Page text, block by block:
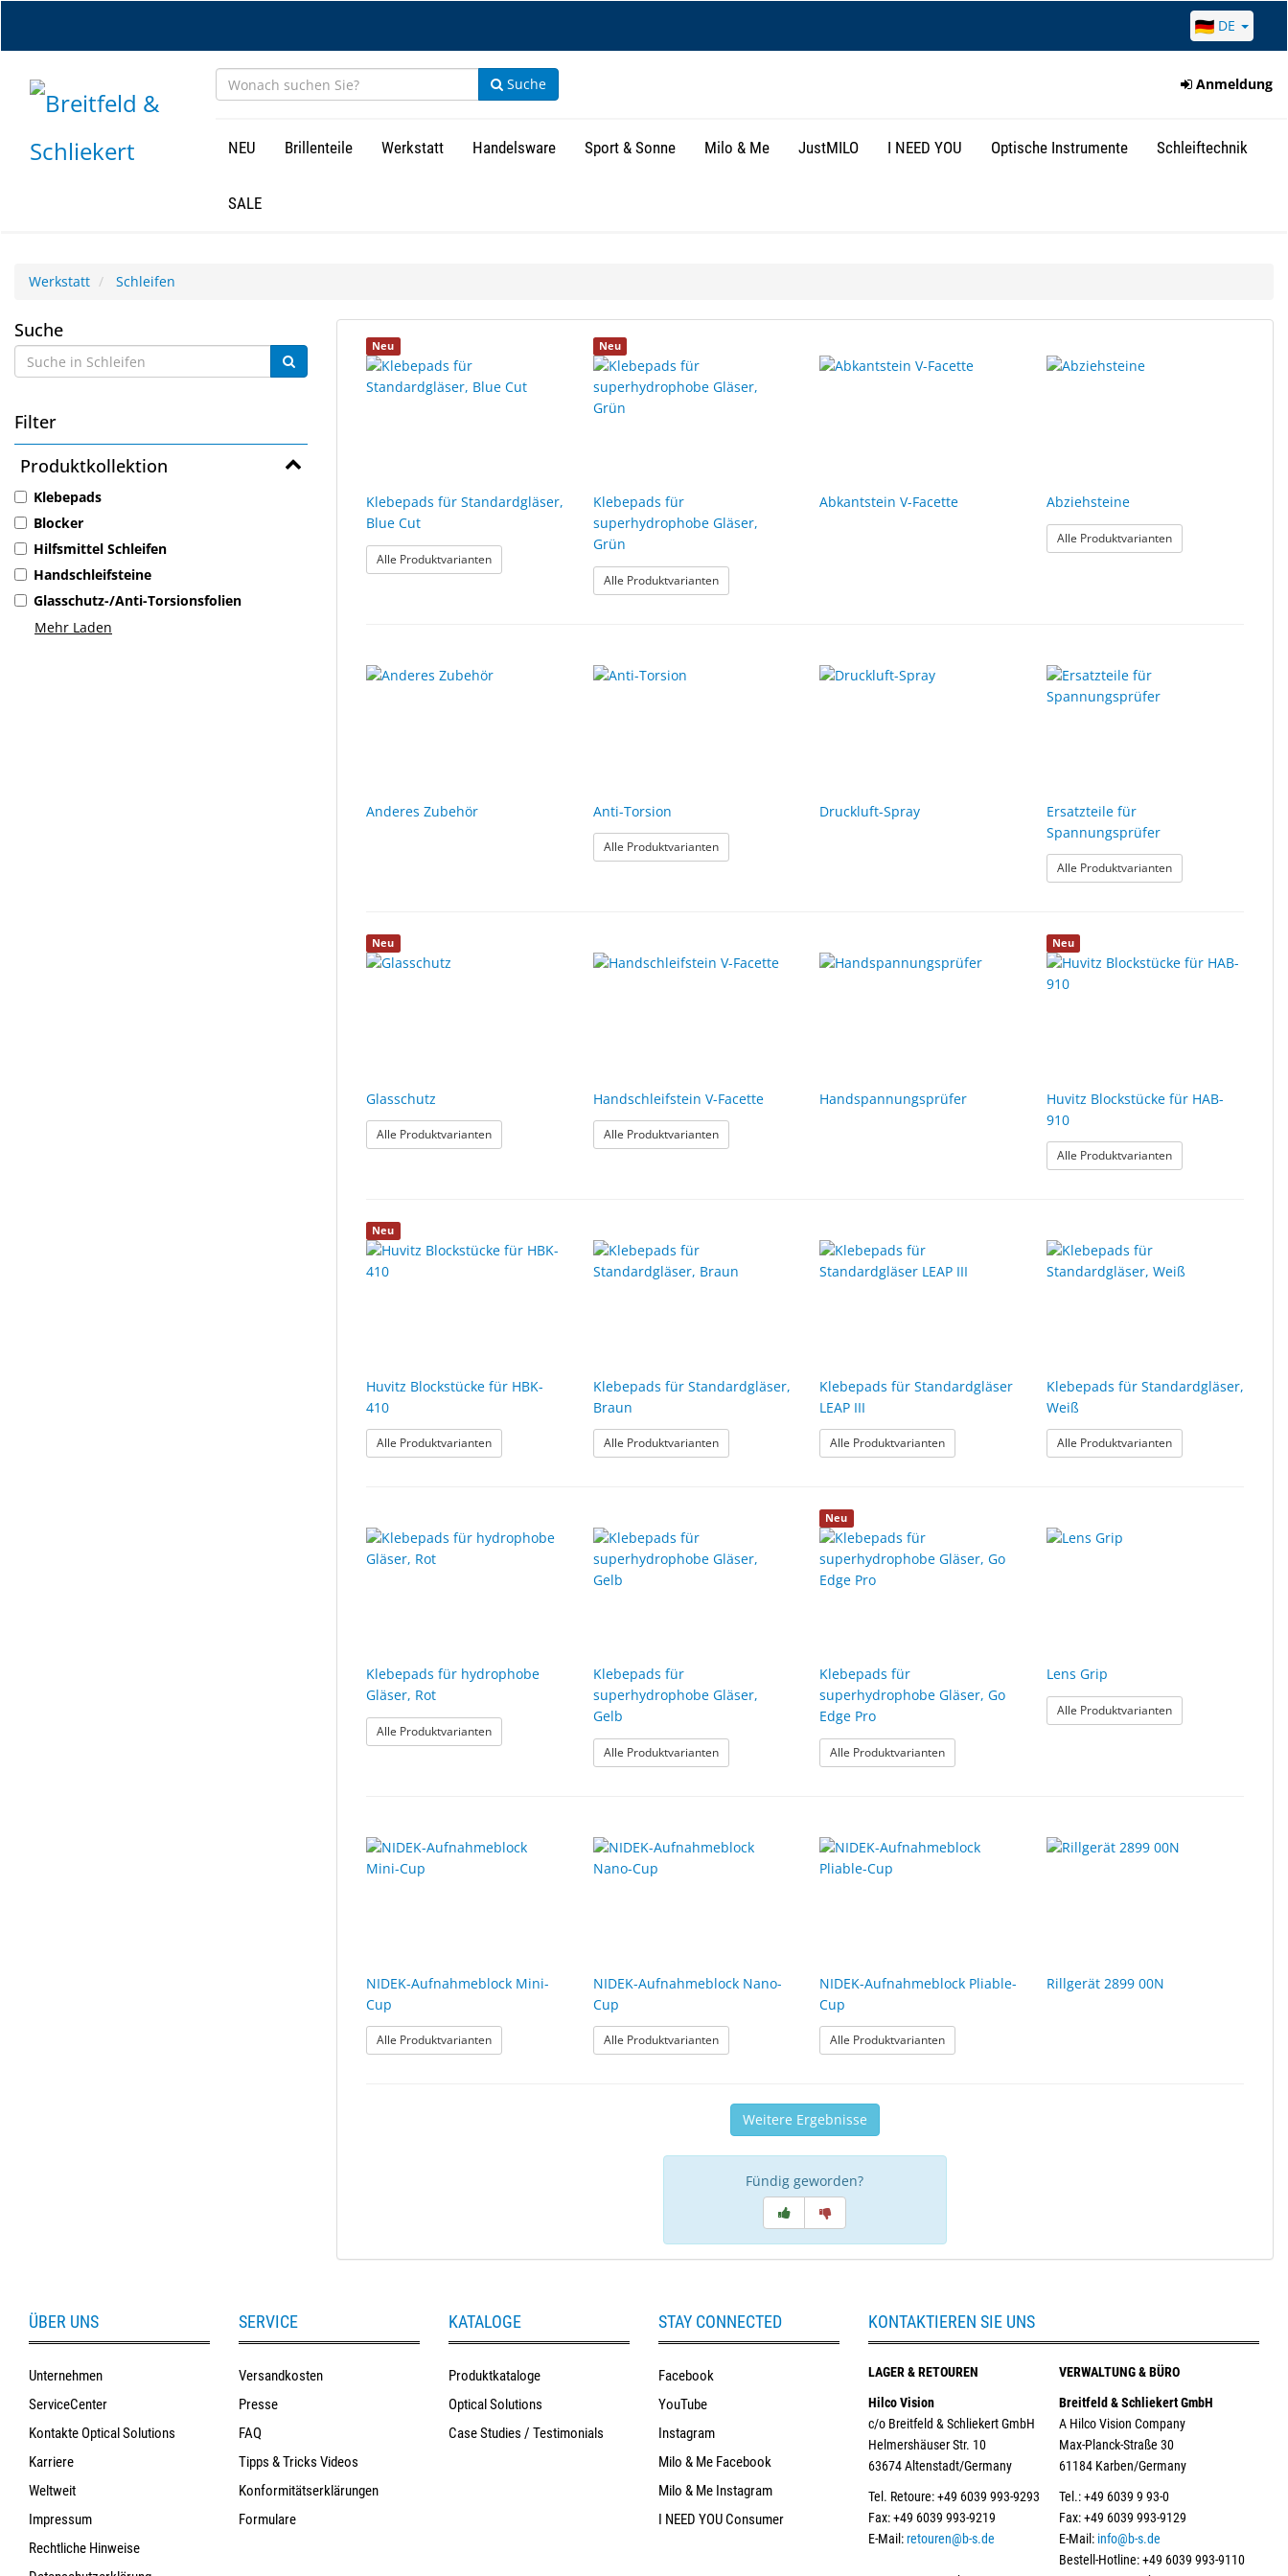
DE
Suche Anmeldung
NEU Brillenteile Werkstatt Handelsware Sport & Sonne Milo & Me JustMILO I NEED YOU Optische Instrumente Schleiftechnik
SALE
Werkstatt Schleifen
Schleifen
Suche
Filter
Produktkollektion
Klebepads
Blocker
Hilfsmittel Schleifen
Handschleifsteine
Glasschutz-/Anti-Torsionsfolien
Mehr Laden
Ergebnisse
gefunden.
Suchergebnisse
gerendert.
Neu
Klebepads für Standardgläser,
Blue Cut
Alle Produktvarianten: Klebepads für Standardgläser, Blue Cut
Neu
Klebepads für
superhydrophobe Gläser,
Grün
Alle Produktvarianten: Klebepads für superhydrophobe Gläser, Grün
Abkantstein V-Facette Abziehsteine
Alle Produktvarianten: Abziehsteine
Anderes Zubehör Anti-Torsion
Alle Produktvarianten: Anti-Torsion
Druckluft-Spray
Ersatzteile für
Spannungsprüfer
Alle Produktvarianten: Ersatzteile für
Neu
Glasschutz
Alle Produktvarianten: Glasschutz
Handschleifstein V-Facette
Alle Produktvarianten: Handschleifstein V-Facette
Handspannungsprüfer
Neu
Huvitz Blockstücke für HAB-
910
Alle Produktvarianten: Huvitz Blockstücke
Neu
Huvitz Blockstücke für HBK-
410
Alle Produktvarianten: Huvitz Blockstücke für HBK-410
Klebepads für Standardgläser,
Braun
Alle Produktvarianten: Klebepads für Standardgläser, Braun
Klebepads für Standardgläser
LEAP III
Alle Produktvarianten: Klebepads für Standardgläser LEAP III
Klebepads für Standardgläser,
Weiß
Alle Produktvarianten: Klebepads für
Klebepads für hydrophobe
Gläser, Rot
Alle Produktvarianten: Klebepads für hydrophobe Gläser, Rot
Klebepads für
superhydrophobe Gläser,
Gelb
Alle Produktvarianten: Klebepads für superhydrophobe Gläser, Gelb
Neu
Klebepads für
superhydrophobe Gläser, Go
Edge Pro
Alle Produktvarianten: Klebepads für superhydrophobe Gläser, Go Edge Pro
Lens Grip
Alle Produktvarianten: Lens Grip
NIDEK-Aufnahmeblock Mini-
Cup
Alle Produktvarianten: NIDEK-Aufnahmeblock Mini-Cup
NIDEK-Aufnahmeblock Nano-
Cup
Alle Produktvarianten: NIDEK-Aufnahmeblock Nano-Cup
NIDEK-Aufnahmeblock Pliable-
Cup
Alle Produktvarianten: NIDEK-Aufnahmeblock Pliable-Cup
Rillgerät 2899 00N
Weitere Ergebnisse
Fündig geworden?
ÜBER UNS
Unternehmen
ServiceCenter
Kontakte Optical Solutions
Karriere
Weltweit
Impressum
Rechtliche Hinweise
SERVICE
Versandkosten
Presse
FAQ
Tipps & Tricks Videos
Konformitätserklärungen
Formulare
KATALOGE
Produktkataloge
Optical Solutions
Case Studies / Testimonials
STAY CONNECTED
Facebook
YouTube
Instagram
Milo & Me Facebook
Milo & Me Instagram
I NEED YOU Consumer
KONTAKTIEREN SIE UNS
LAGER & RETOUREN
Hilco Vision
c/o Breitfeld & Schliekert GmbH
Helmershäuser Str. 10
63674 Altenstadt/Germany
Tel. Retoure: +49 6039 993-9293
Fax: +49 6039 993-9219
E-Mail:retouren@b-s.de
VERWALTUNG & BÜRO
Breitfeld & Schliekert GmbH
A Hilco Vision Company
Max-Planck-Straße 30
61184 Karben/Germany
Tel.: +49 6039 9 93-0
Fax: +49 6039 993-9129
E-Mail: info@b-s.de
Bestell-Hotline: +49 6039 993-9110